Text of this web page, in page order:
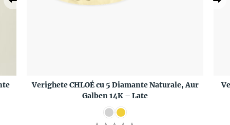
Verighete CHLOÉ cu 5 Diamante Naturale, Aur
Galben 14K – Late